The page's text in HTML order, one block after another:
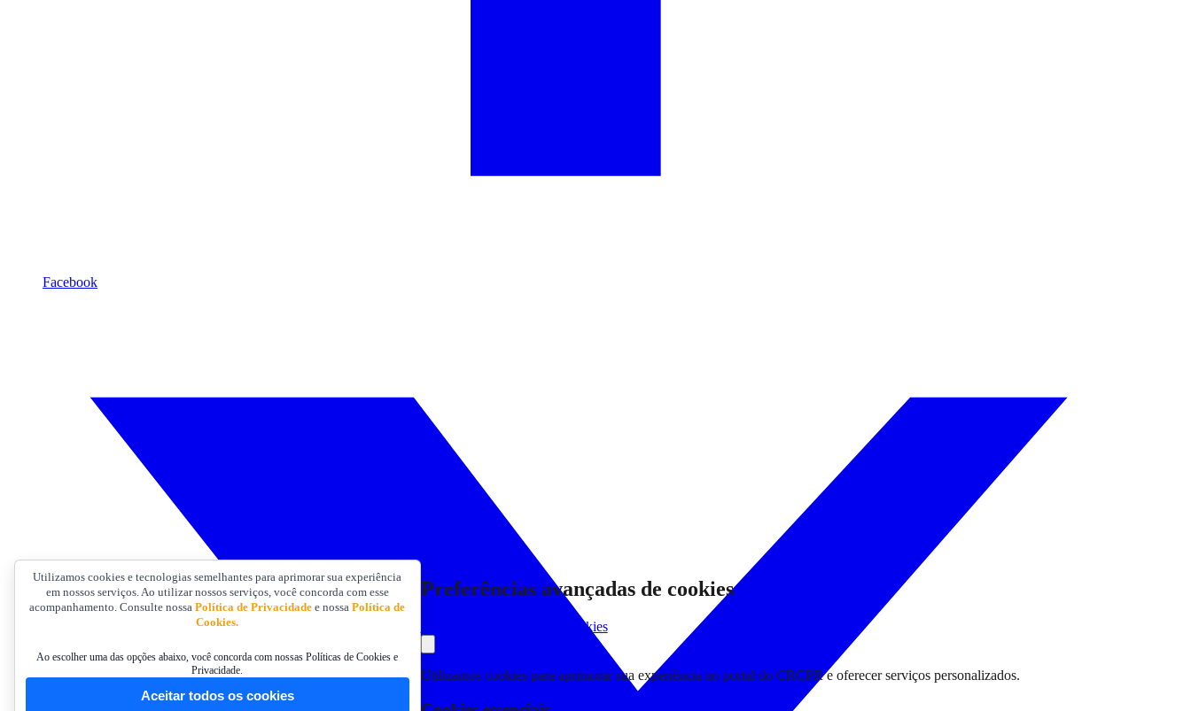
Facebook
Utilizamos cookies e tecnologias semelhantes para aprimorar sua experiência
em nossos serviços. Ao utilizar nossos serviços, você concorda com esse
acompanhamento. Consulte nossaPolítica de Privacidade e nossaPolítica de
Cookies.
Ao escolher uma das opções abaixo, você concorda com nossas Políticas de Cookies e
Privacidade.
Aceitar todos os cookies
Preferências avançadas de cookies
Consultar Declaração de Cookies
Utilizamos cookies para aprimorar sua experiência no portal do CRCPR e oferecer serviços personalizados.